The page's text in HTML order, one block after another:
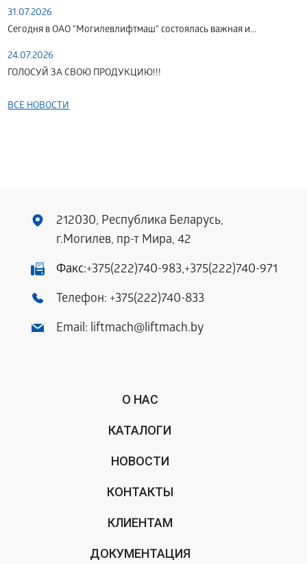
31.07.2026
Сегодня в ОАО "Могилевлифтмаш" состоялась важная и...
24.07.2026
ГОЛОСУЙ ЗА СВОЮ ПРОДУКЦИЮ!!!
ВСЕ НОВОСТИ
212030, Республика Беларусь,
г.Могилев, пр-т Мира, 42
Факс:+375(222)740-983,+375(222)740-971
Телефон: +375(222)740-833
Email: liftmach@liftmach.by
О НАС
КАТАЛОГИ
НОВОСТИ
КОНТАКТЫ
КЛИЕНТАМ
ДОКУМЕНТАЦИЯ